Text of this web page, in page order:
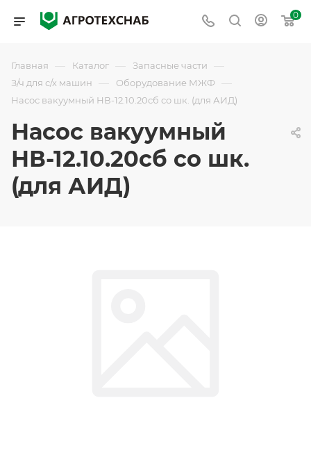
0
Главная — Каталог — Запасные части —
З/ч для с/х машин — Оборудование МЖФ —
Насос вакуумный НВ-12.10.20сб со шк. (для АИД)
Насос вакуумный
НВ-12.10.20сб со шк.
(для АИД)